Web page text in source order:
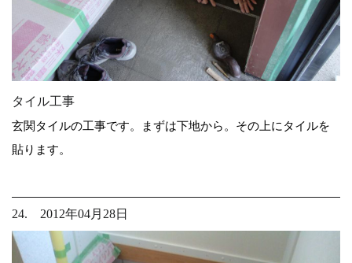
タイル工事
玄関タイルの工事です。まずは下地から。その上にタイルを
貼ります。
24. 2012年04月28日